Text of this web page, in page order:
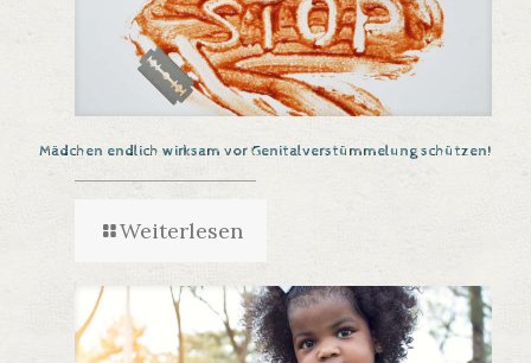
Mädchen endlich wirksam vor Genitalverstümmelung schützen!
Weiterlesen